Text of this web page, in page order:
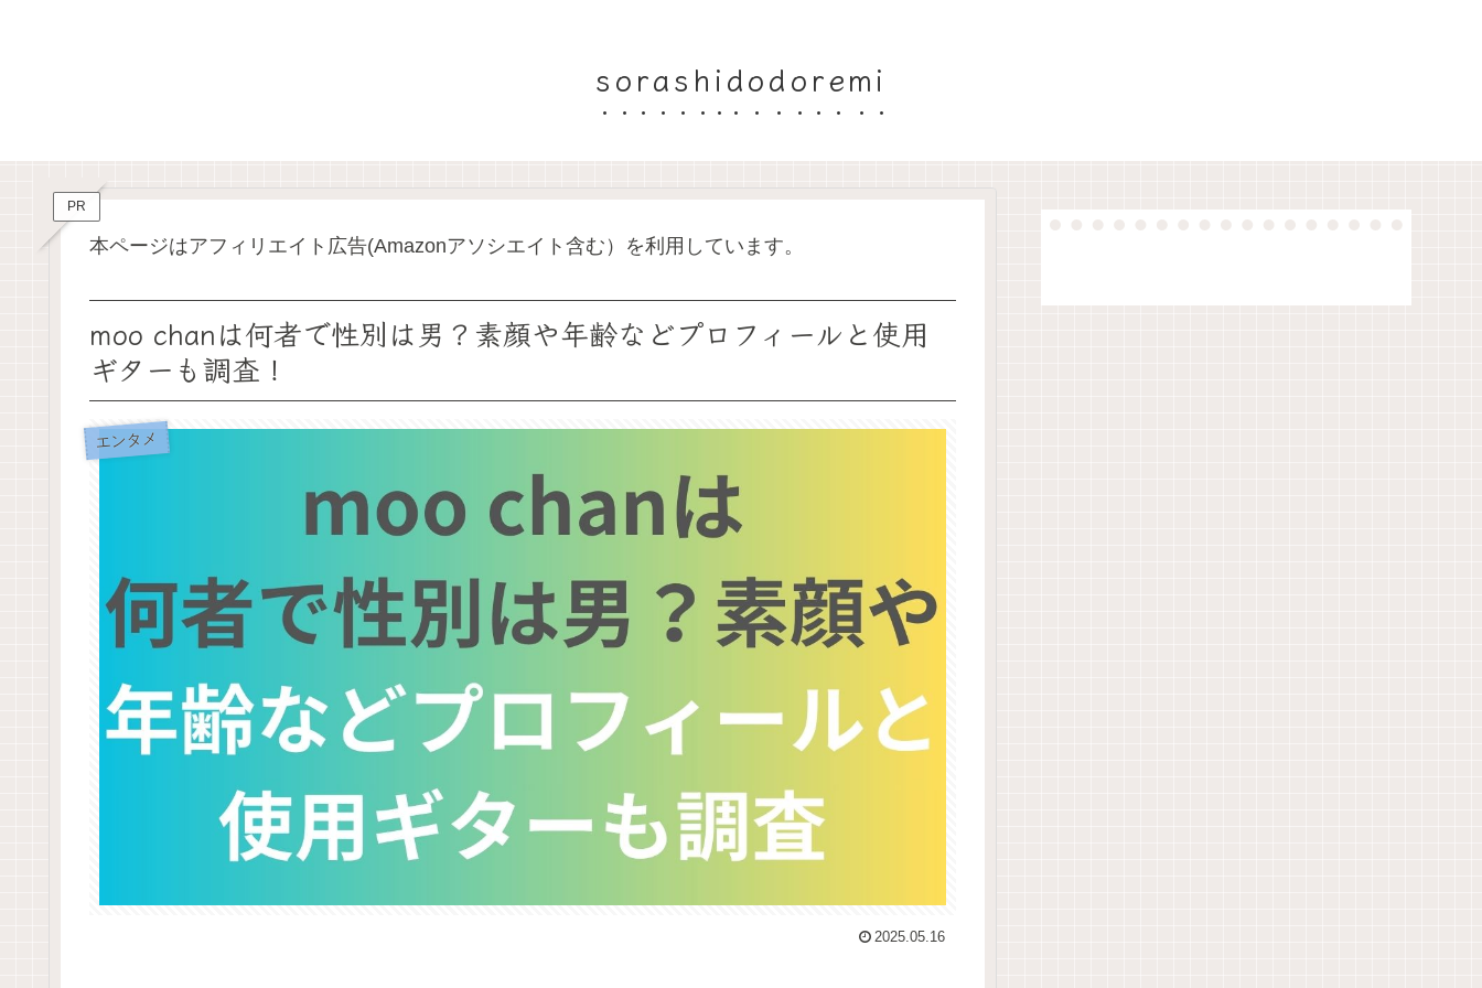
sorashidodoremi
PR
本ページはアフィリエイト広告(Amazonアソシエイト含む）を利用しています。
moo chanは何者で性別は男？素顔や年齢などプロフィールと使用
ギターも調査！
エンタメ
2025.05.16